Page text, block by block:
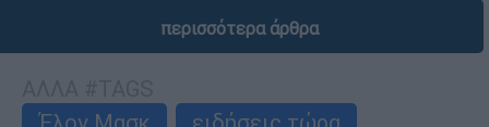
περισσότερα άρθρα